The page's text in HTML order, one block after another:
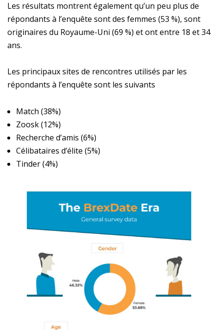
Les résultats montrent également qu’un peu plus de
répondants à l’enquête sont des femmes (53 %), sont
originaires du Royaume-Uni (69 %) et ont entre 18 et 34
ans.
Les principaux sites de rencontres utilisés par les
répondants à l’enquête sont les suivants
Match (38%)
Zoosk (12%)
Recherche d’amis (6%)
Célibataires d’élite (5%)
Tinder (4%)